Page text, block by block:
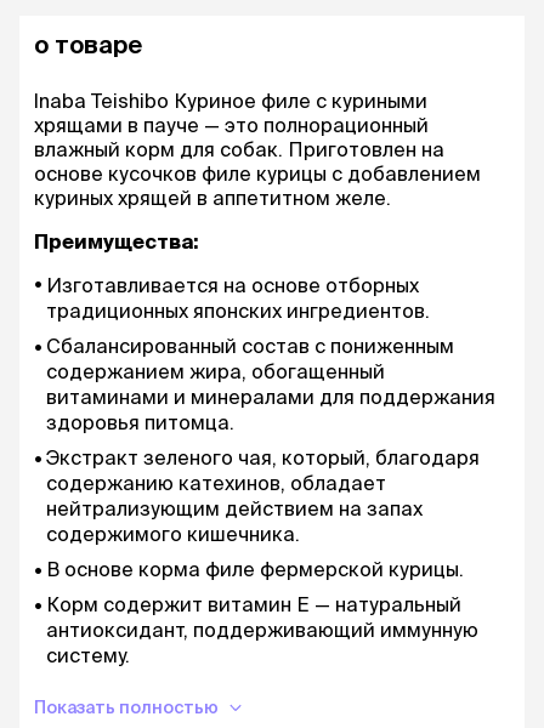
о товаре
Inaba Teishibo Куриное филе с куриными
хрящами в пауче — это полнорационный
влажный корм для собак. Приготовлен на
основе кусочков филе курицы с добавлением
куриных хрящей в аппетитном желе.
Преимущества:
Изготавливается на основе отборных
традиционных японских ингредиентов.
Сбалансированный состав с пониженным
содержанием жира, обогащенный
витаминами и минералами для поддержания
здоровья питомца.
Экстракт зеленого чая, который, благодаря
содержанию катехинов, обладает
нейтрализующим действием на запах
содержимого кишечника.
В основе корма филе фермерской курицы.
Корм содержит витамин Е — натуральный
антиоксидант, поддерживающий иммунную
систему.
консервантов, вкусовых и ароматических
Показать полностью